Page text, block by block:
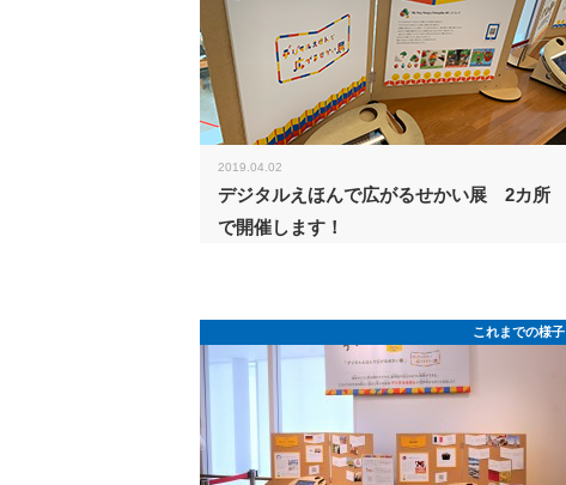
2019.04.02
デジタルえほんで広がるせかい展 2カ所
で開催します！
これまでの様子